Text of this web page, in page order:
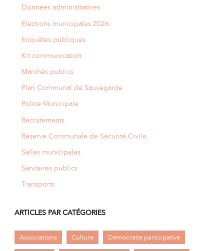
Données administratives
Élections municipales 2026
Enquêtes publiques
Kit communication
Marchés publics
Plan Communal de Sauvegarde
Police Municipale
Recrutements
Réserve Communale de Sécurité Civile
Salles municipales
Sanitaires publics
Transports
ARTICLES PAR CATÉGORIES
Associations Culture Démocratie participative